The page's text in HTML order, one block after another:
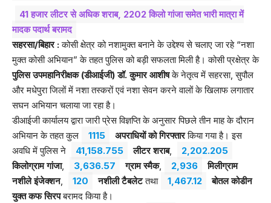
41 हजार लीटर से अधिक शराब, 2202 किलो गांजा समेत भारी मात्रा में
मादक पदार्थ बरामद
सहरसा/बिहार :कोसी क्षेत्र को नशामुक्त बनाने के उद्देश्य से चलाए जा रहे “नशा
मुक्त कोसी अभियान” के तहत पुलिस को बड़ी सफलता मिली है। कोसी प्रक्षेत्र के
पुलिस उपमहानिरीक्षक (डीआईजी) डॉ. कुमार आशीषके नेतृत्व में सहरसा, सुपौल
और मधेपुरा जिलों में नशा तस्करों एवं नशा सेवन करने वालों के खिलाफ लगातार
सघन अभियान चलाया जा रहा है।
डीआईजी कार्यालय द्वारा जारी प्रेस विज्ञप्ति के अनुसार पिछले तीन माह के दौरान
अभियान के तहत कुल
1115 अपराधियों को गिरफ्तारकिया गया है। इस
अवधि में पुलिस ने
41,158.755 लीटर शराब,
2,202.205
किलोग्राम गांजा, 3,636.57 ग्राम स्मैक, 2,936
मिलीग्राम
नशीले इंजेक्शन, 120 नशीली टैबलेटतथा 1,467.12
बोतल कोडीन
युक्त कफ सिरपबरामद किया है।